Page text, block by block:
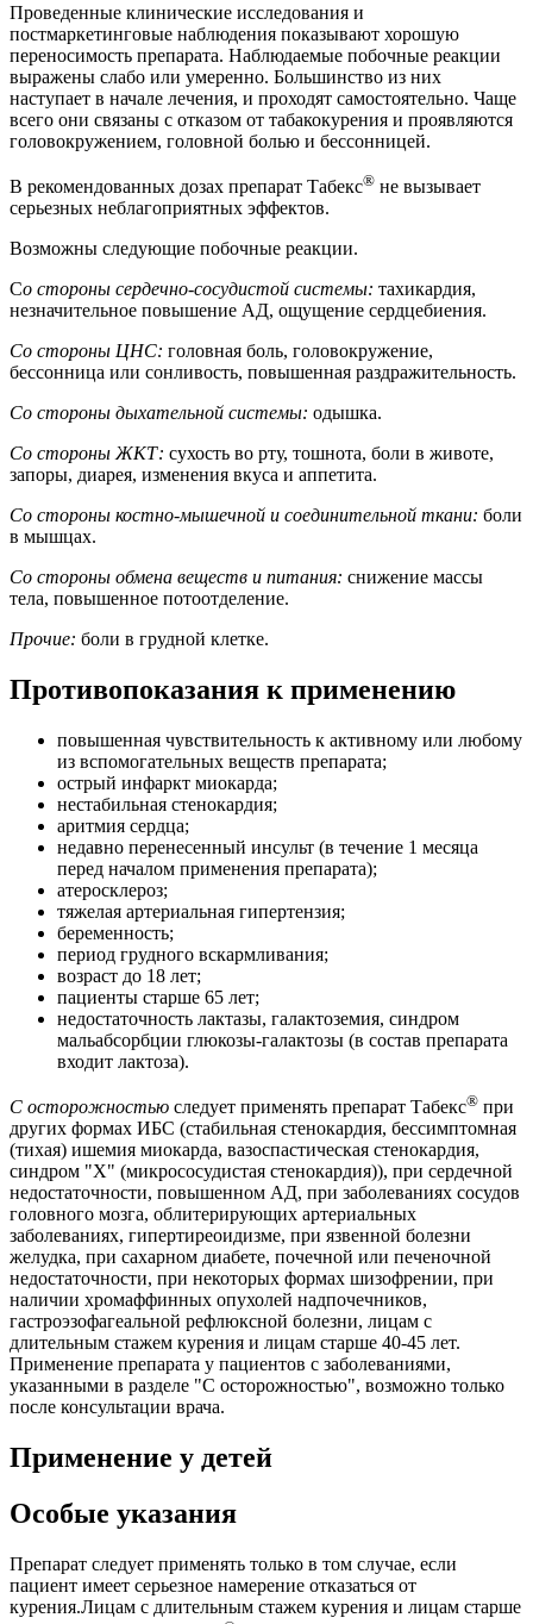
Проведенные клинические исследования и
постмаркетинговые наблюдения показывают хорошую
переносимость препарата. Наблюдаемые побочные реакции
выражены слабо или умеренно. Большинство из них
наступает в начале лечения, и проходят самостоятельно. Чаще
всего они связаны с отказом от табакокурения и проявляются
головокружением, головной болью и бессонницей.
В рекомендованных дозах препарат Табекс® не вызывает
серьезных неблагоприятных эффектов.
Возможны следующие побочные реакции.
Со стороны сердечно-сосудистой системы: тахикардия,
незначительное повышение АД, ощущение сердцебиения.
Со стороны ЦНС: головная боль, головокружение,
бессонница или сонливость, повышенная раздражительность.
Со стороны дыхательной системы: одышка.
Со стороны ЖКТ: сухость во рту, тошнота, боли в животе,
запоры, диарея, изменения вкуса и аппетита.
Со стороны костно-мышечной и соединительной ткани: боли
в мышцах.
Со стороны обмена веществ и питания: снижение массы
тела, повышенное потоотделение.
Прочие: боли в грудной клетке.
Противопоказания к применению
повышенная чувствительность к активному или любому
из вспомогательных веществ препарата;
острый инфаркт миокарда;
нестабильная стенокардия;
аритмия сердца;
недавно перенесенный инсульт (в течение 1 месяца
перед началом применения препарата);
атеросклероз;
тяжелая артериальная гипертензия;
беременность;
период грудного вскармливания;
возраст до 18 лет;
пациенты старше 65 лет;
недостаточность лактазы, галактоземия, синдром
мальабсорбции глюкозы-галактозы (в состав препарата
входит лактоза).
С осторожностью следует применять препарат Табекс® при
других формах ИБС (стабильная стенокардия, бессимптомная
(тихая) ишемия миокарда, вазоспастическая стенокардия,
синдром "X" (микрососудистая стенокардия)), при сердечной
недостаточности, повышенном АД, при заболеваниях сосудов
головного мозга, облитерирующих артериальных
заболеваниях, гипертиреоидизме, при язвенной болезни
желудка, при сахарном диабете, почечной или печеночной
недостаточности, при некоторых формах шизофрении, при
наличии хромаффинных опухолей надпочечников,
гастроэзофагеальной рефлюксной болезни, лицам с
длительным стажем курения и лицам старше 40-45 лет.
Применение препарата у пациентов с заболеваниями,
указанными в разделе "С осторожностью", возможно только
после консультации врача.
Применение у детей
Особые указания
Препарат следует применять только в том случае, если
пациент имеет серьезное намерение отказаться от
курения.Лицам с длительным стажем курения и лицам старше